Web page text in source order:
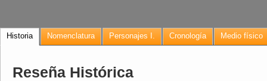
Historia Nomenclatura Personajes I. Cronología Medio físico
Reseña Histórica